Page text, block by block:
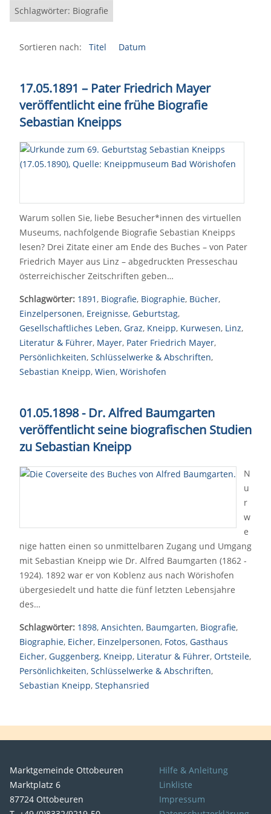
Schlagwörter: Biografie
Sortieren nach: Titel Datum
17.05.1891 – Pater Friedrich Mayer
veröffentlicht eine frühe Biografie
Sebastian Kneipps
Warum sollen Sie, liebe Besucher*innen des virtuellen
Museums, nachfolgende Biografie Sebastian Kneipps
lesen? Drei Zitate einer am Ende des Buches – von Pater
Friedrich Mayer aus Linz – abgedruckten Presseschau
österreichischer Zeitschriften geben…
Schlagwörter: 1891, Biografie, Biographie, Bücher,
Einzelpersonen, Ereignisse, Geburtstag,
Gesellschaftliches Leben, Graz, Kneipp, Kurwesen, Linz,
Literatur & Führer, Mayer, Pater Friedrich Mayer,
Persönlichkeiten, Schlüsselwerke & Abschriften,
Sebastian Kneipp, Wien, Wörishofen
01.05.1898 - Dr. Alfred Baumgarten
veröffentlicht seine biografischen Studien
zu Sebastian Kneipp
N
u
r
w
e
nige hatten einen so unmittelbaren Zugang und Umgang
mit Sebastian Kneipp wie Dr. Alfred Baumgarten (1862 -
1924). 1892 war er von Koblenz aus nach Wörishofen
übergesiedelt und hatte die fünf letzten Lebensjahre
des…
Schlagwörter: 1898, Ansichten, Baumgarten, Biografie,
Biographie, Eicher, Einzelpersonen, Fotos, Gasthaus
Eicher, Guggenberg, Kneipp, Literatur & Führer, Ortsteile,
Persönlichkeiten, Schlüsselwerke & Abschriften,
Sebastian Kneipp, Stephansried
Marktgemeinde Ottobeuren
Marktplatz 6
87724 Ottobeuren
Hilfe & Anleitung
Linkliste
Impressum